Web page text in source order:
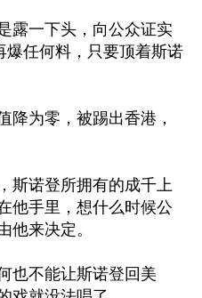
露一下头，向公众证实
爆任何料，只要顶着斯诺
降为零，被踢出香港，
斯诺登所拥有的成千上
他手里，想什么时候公
他来决定。
也不能让斯诺登回美